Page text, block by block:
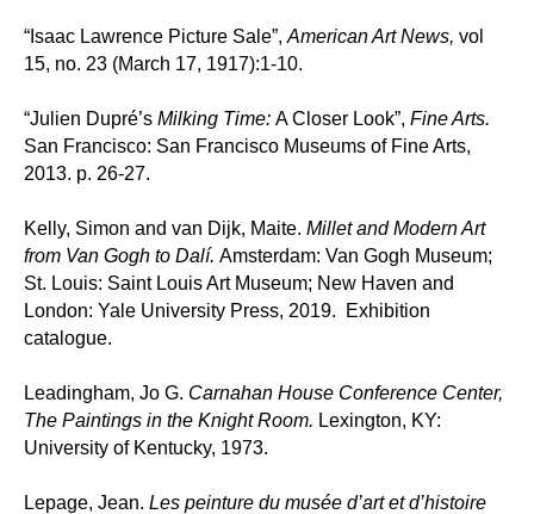
“Isaac Lawrence Picture Sale”, American Art News, vol
15, no. 23 (March 17, 1917):1-10.
“Julien Dupré’s Milking Time: A Closer Look”, Fine Arts.
San Francisco: San Francisco Museums of Fine Arts,
2013. p. 26-27.
Kelly, Simon and van Dijk, Maite. Millet and Modern Art
from Van Gogh to Dalí. Amsterdam: Van Gogh Museum;
St. Louis: Saint Louis Art Museum; New Haven and
London: Yale University Press, 2019. Exhibition
catalogue.
Leadingham, Jo G. Carnahan House Conference Center,
The Paintings in the Knight Room. Lexington, KY:
University of Kentucky, 1973.
Lepage, Jean. Les peinture du musée d’art et d’histoire